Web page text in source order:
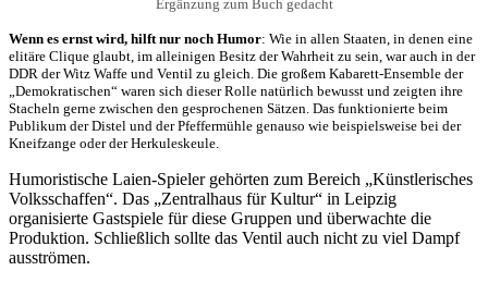
Ergänzung zum Buch gedacht
Wenn es ernst wird, hilft nur noch Humor: Wie in allen Staaten, in denen eine
elitäre Clique glaubt, im alleinigen Besitz der Wahrheit zu sein, war auch in der
DDR der Witz Waffe und Ventil zu gleich. Die großem Kabarett-Ensemble der
„Demokratischen“ waren sich dieser Rolle natürlich bewusst und zeigten ihre
Stacheln gerne zwischen den gesprochenen Sätzen. Das funktionierte beim
Publikum der Distel und der Pfeffermühle genauso wie beispielsweise bei der
Kneifzange oder der Herkuleskeule.
Humoristische Laien-Spieler gehörten zum Bereich „Künstlerisches
Volksschaffen“. Das „Zentralhaus für Kultur“ in Leipzig
organisierte Gastspiele für diese Gruppen und überwachte die
Produktion. Schließlich sollte das Ventil auch nicht zu viel Dampf
ausströmen.